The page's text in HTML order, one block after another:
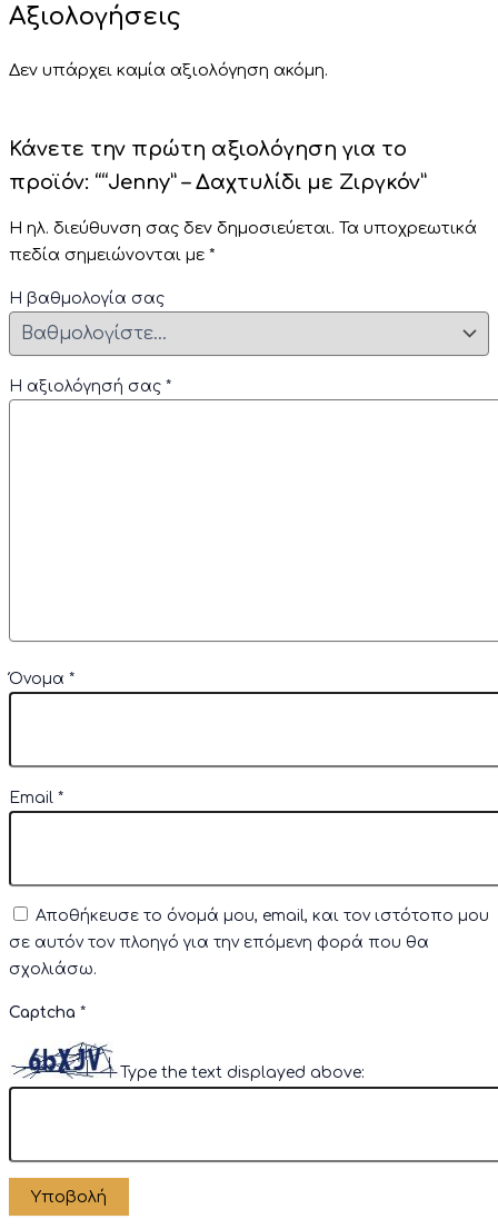
Αξιολογήσεις
Δεν υπάρχει καμία αξιολόγηση ακόμη.
Κάνετε την πρώτη αξιολόγηση για το
προϊόν: ““Jenny” – Δαχτυλίδι με Ζιργκόν”
Η ηλ. διεύθυνση σας δεν δημοσιεύεται. Τα υποχρεωτικά
πεδία σημειώνονται με *
Η βαθμολογία σας
Η αξιολόγησή σας *
Όνομα *
Email *
Αποθήκευσε το όνομά μου, email, και τον ιστότοπο μου
σε αυτόν τον πλοηγό για την επόμενη φορά που θα
σχολιάσω.
Captcha *
Type the text displayed above: